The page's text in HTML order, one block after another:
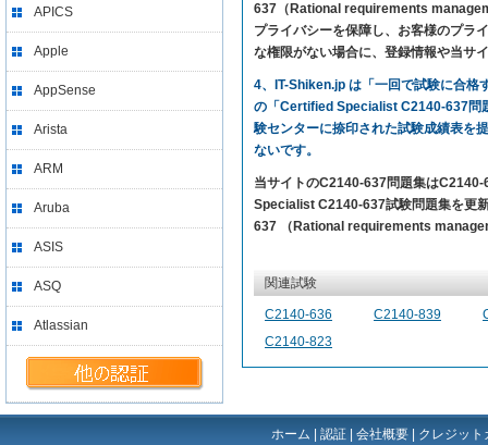
APICS
Apple
AppSense
Arista
ARM
Aruba
ASIS
ASQ
Atlassian
637（Rational requirements
プライバシーを保障し、お客様のプラ
な権限がない場合に、登録情報や当サ
4、IT-Shiken.jp は「一回で試験に合格
の「Certified Specialist C2140-637問
験センターに捺印された試験成績表を
ないです。
当サイトのC2140-637問題集は
Specialist C2140-637試験問題集を更
637 （Rational requirements
関連試験
C2140-636 C2140-839
C2140-823
ホーム 認証 会社概要 クレジッ